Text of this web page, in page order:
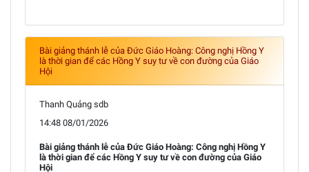
Bài giảng thánh lễ của Đức Giáo Hoàng: Công nghị Hồng Y
là thời gian để các Hồng Y suy tư về con đường của Giáo
Hội
Thanh Quảng sdb
14:48 08/01/2026
Bài giảng thánh lễ của Đức Giáo Hoàng: Công nghị Hồng Y
là thời gian để các Hồng Y suy tư về con đường của Giáo
Hội